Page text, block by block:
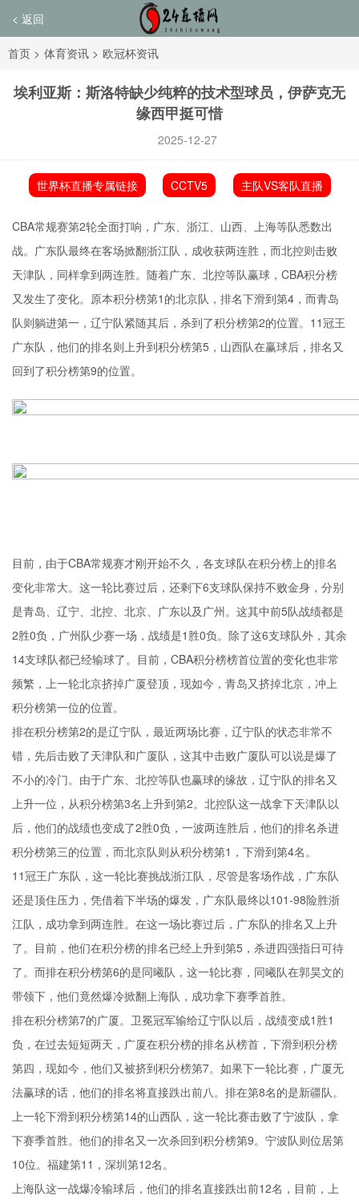
< 返回
首页 > 体育资讯 > 欧冠杯资讯
埃利亚斯：斯洛特缺少纯粹的技术型球员，伊萨克无
缘西甲挺可惜
2025-12-27
世界杯直播专属链接 CCTV5 主队VS客队直播
CBA常规赛第2轮全面打响，广东、浙江、山西、上海等队悉数出
战。广东队最终在客场掀翻浙江队，成收获两连胜，而北控则击败
天津队，同样拿到两连胜。随着广东、北控等队赢球，CBA积分榜
又发生了变化。原本积分榜第1的北京队，排名下滑到第4，而青岛
队则躺进第一，辽宁队紧随其后，杀到了积分榜第2的位置。11冠王
广东队，他们的排名则上升到积分榜第5，山西队在赢球后，排名又
回到了积分榜第9的位置。
目前，由于CBA常规赛才刚开始不久，各支球队在积分榜上的排名
变化非常大。这一轮比赛过后，还剩下6支球队保持不败金身，分别
是青岛、辽宁、北控、北京、广东以及广州。这其中前5队战绩都是
2胜0负，广州队少赛一场，战绩是1胜0负。除了这6支球队外，其余
14支球队都已经输球了。目前，CBA积分榜榜首位置的变化也非常
频繁，上一轮北京挤掉广厦登顶，现如今，青岛又挤掉北京，冲上
积分榜第一位的位置。
排在积分榜第2的是辽宁队，最近两场比赛，辽宁队的状态非常不
错，先后击败了天津队和广厦队，这其中击败广厦队可以说是爆了
不小的冷门。由于广东、北控等队也赢球的缘故，辽宁队的排名又
上升一位，从积分榜第3名上升到第2。北控队这一战拿下天津队以
后，他们的战绩也变成了2胜0负，一波两连胜后，他们的排名杀进
积分榜第三的位置，而北京队则从积分榜第1，下滑到第4名。
11冠王广东队，这一轮比赛挑战浙江队，尽管是客场作战，广东队
还是顶住压力，凭借着下半场的爆发，广东队最终以101-98险胜浙
江队，成功拿到两连胜。在这一场比赛过后，广东队的排名又上升
了。目前，他们在积分榜的排名已经上升到第5，杀进四强指日可待
了。而排在积分榜第6的是同曦队，这一轮比赛，同曦队在郭昊文的
带领下，他们竟然爆冷掀翻上海队，成功拿下赛季首胜。
排在积分榜第7的广厦。卫冕冠军输给辽宁队以后，战绩变成1胜1
负，在过去短短两天，广厦在积分榜的排名从榜首，下滑到积分榜
第四，现如今，他们又被挤到积分榜第7。如果下一轮比赛，广厦无
法赢球的话，他们的排名将直接跌出前八。排在第8名的是新疆队。
上一轮下滑到积分榜第14的山西队，这一轮比赛击败了宁波队，拿
下赛季首胜。他们的排名又一次杀回到积分榜第9。宁波队则位居第
10位。福建第11，深圳第12名。
上海队这一战爆冷输球后，他们的排名直接跌出前12名，目前，上